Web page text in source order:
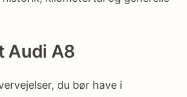
Audi A8
du bør have i